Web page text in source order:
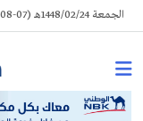
Skip
to
الجمعة 1448/02/24هـ (07-08-2026م) | الكويت